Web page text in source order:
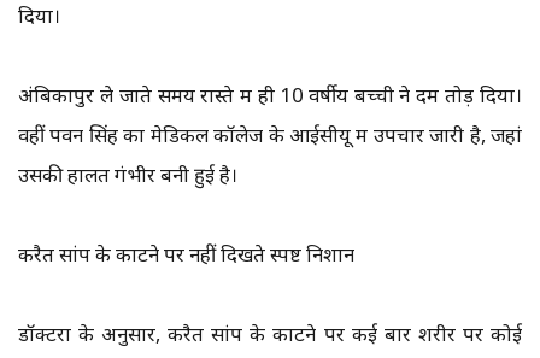
दिया।
अंबिकापुर ले जाते समय रास्ते में ही 10 वर्षीय बच्ची ने दम तोड़ दिया।
वहीं पवन सिंह का मेडिकल कॉलेज के आईसीयू में उपचार जारी है, जहां
उसकी हालत गंभीर बनी हुई है।
करैत सांप के काटने पर नहीं दिखते स्पष्ट निशान
डॉक्टरों के अनुसार, करैत सांप के काटने पर कई बार शरीर पर कोई